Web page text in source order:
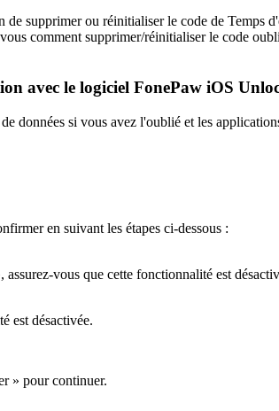
supprimer ou réinitialiser le code de Temps
comment supprimer/réinitialiser le code
avec le logiciel FonePaw iOS
données si vous avez l'oublié et les
en suivant les étapes ci-dessous :
vous que cette fonctionnalité est
est désactivée.
» pour continuer.